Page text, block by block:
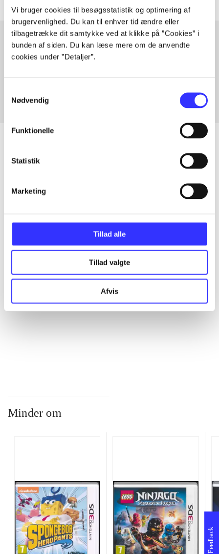
Vi bruger cookies til besøgsstatistik og optimering af
brugervenlighed. Du kan til enhver tid ændre eller
tilbagetrække dit samtykke ved at klikke på ”Cookies” i
bunden af siden. Du kan læse mere om de anvendte
cookies under ”Detaljer”.
Nødvendig
Funktionelle
Statistik
Marketing
Tillad alle
Tillad valgte
Afvis
Artikler med samme emner
...
...
Minder om
Feedback